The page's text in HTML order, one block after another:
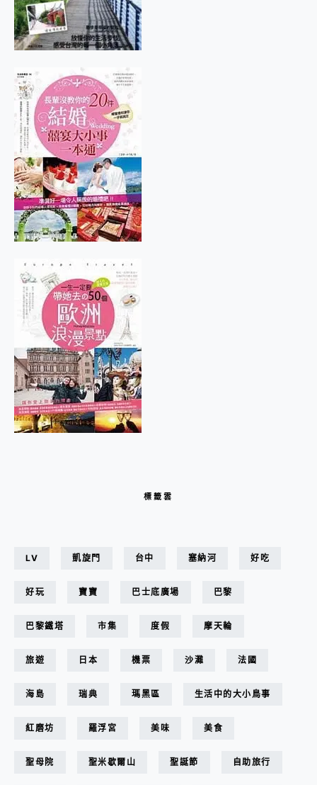
標籤雲
LV 凱旋門 台中 塞納河 好吃
好玩 寶寶 巴士底廣場 巴黎
巴黎鐵塔 市集 度假 摩天輪
旅遊 日本 機票 沙灘 法國
海島 瑞典 瑪黑區 生活中的大小鳥事
紅磨坊 羅浮宮 美味 美食
聖母院 聖米歇爾山 聖誕節 自助旅行